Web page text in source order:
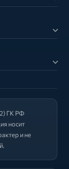
ГК РФ
носит
и не